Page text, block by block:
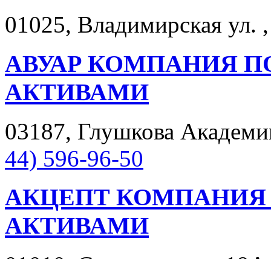
01025, Владимирская ул.
АВУАР КОМПАНИЯ
АКТИВАМИ
03187, Глушкова
44) 596-96-50
АКЦЕПТ
АКТИВАМИ